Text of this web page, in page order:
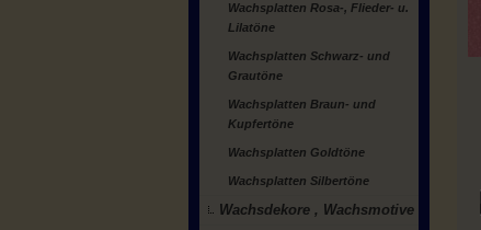
Wachsplatten Rosa-, Flieder- u.
Lilatöne
Wachsplatten Schwarz- und
Grautöne
Wachsplatten Braun- und
Kupfertöne
Wachsplatten Goldtöne
Wachsplatten Silbertöne
Wachsdekore , Wachsmotive